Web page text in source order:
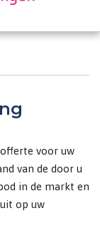
voor uw
van de door u
in de markt en
op uw